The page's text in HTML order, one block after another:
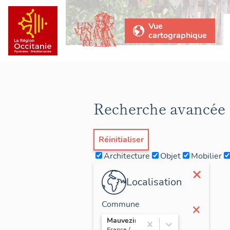
Vue
cartographique
Recherche avancée
Réinitialiser
Architecture
Objet Mobilier
×
Localisation
×
Commune
Mauvezin